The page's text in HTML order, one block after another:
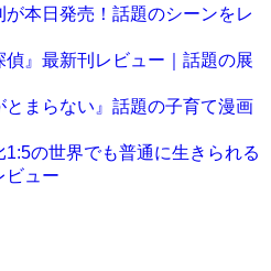
が本日発売！話題のシーンをレ
偵』最新刊レビュー｜話題の展
とまらない』話題の子育て漫画
1:5の世界でも普通に生きられる
ビュー